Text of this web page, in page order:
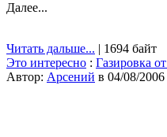
Далее...
Читать дальше... | 1694 байт
Это интересно : Газировка
Автор: Арсений в 04/08/